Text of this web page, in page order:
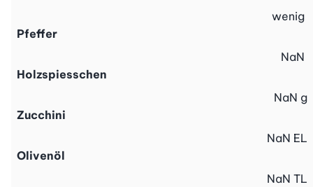
Pfeffer
wenig
Holzspiesschen
NaN
Zucchini
NaN g
Olivenöl
NaN EL
NaN TL